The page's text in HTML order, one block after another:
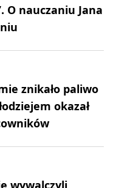
O nauczaniu Jana
znikało paliwo
okazał
wywalczyli